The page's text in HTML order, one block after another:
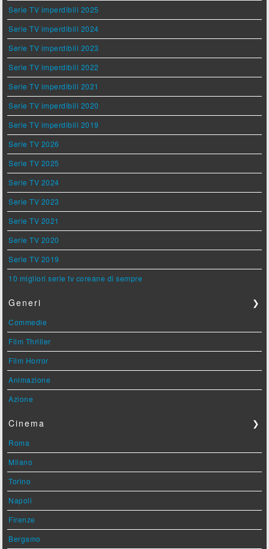
Serie TV imperdibili 2025
Serie TV imperdibili 2024
Serie TV imperdibili 2023
Serie TV imperdibili 2022
Serie TV imperdibili 2021
Serie TV imperdibili 2020
Serie TV imperdibili 2019
Serie TV 2026
Serie TV 2025
Serie TV 2024
Serie TV 2023
Serie TV 2021
Serie TV 2020
Serie TV 2019
10 migliori serie tv coreane di sempre
Generi ❯
Commedie
Film Thriller
Film Horror
Animazione
Azione
Cinema ❯
Roma
Milano
Torino
Napoli
Firenze
Bergamo